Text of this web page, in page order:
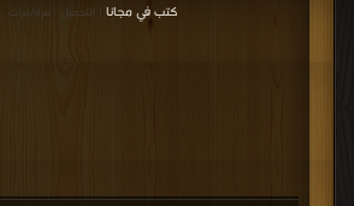
كتب في مجانا | التحميل : مرة/مرات